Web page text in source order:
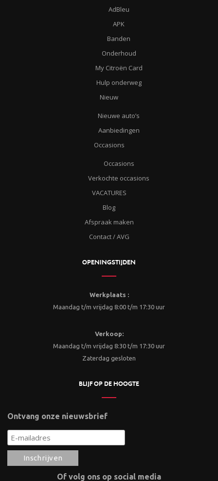
AdBleu
APK
Banden
Onderhoud
My Citroën Card
Hulp onderweg
Nieuw
Nieuwe auto’s
Aanbiedingen
Occasions
Occasions
Verkochte occasions
VACATURES
Blog
Afspraak maken
Contact / AVG
OPENINGSTIJDEN
Werkplaats :
Maandag t/m vrijdag 8:00 t/m 17:30 uur
Verkoop:
Maandag t/m vrijdag 8:30 t/m 17:30 uur
Zaterdag gesloten
BLIJF OP DE HOOGTE
Ontvang onze nieuwsbrief
Of volg ons op social media